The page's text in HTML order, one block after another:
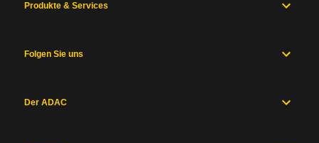
Produkte & Services
Folgen Sie uns
Der ADAC